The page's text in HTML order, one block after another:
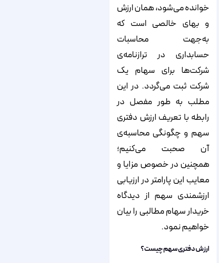
خوانده می‌شود، همان ارزش
و بهای خالصی است که
به‌جهت محاسبات
حسابداری در ترازنامه‌ی
شرکت‌ها برای سهام یک
شرکت ثبت می‌گردد. در این
مطلب به طور مفصل در
رابطه با تعریف ارزش دفتری
سهم و چگونگی محاسبه‌ی
آن صحبت می‌کنیم؛
همچنین در خصوص مزایا و
معایب این پارامتر در ارزیابی
ارزشمندی سهم از دیدگاه
خریدار سهام مطالبی را بیان
خواهیم نمود.
ارزش دفتری سهم چیست؟